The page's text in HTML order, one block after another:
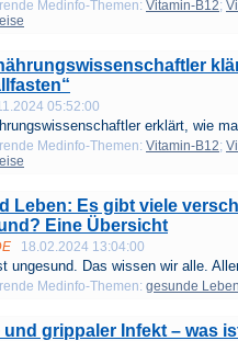
Medinfo-Themen: Vitamin-B12;
05:52:00
erklärt, wie
Medinfo-Themen: Vitamin-B12;
Leben: Es gibt viele
Eine Übersicht
18.02.2024 13:04:00
ungesund. Das wissen wir alle.
Medinfo-Themen: gesunde
und grippaler Infekt – was